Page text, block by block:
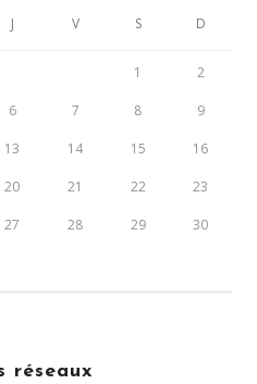
J V S D
1 2
6 7 8 9
13 14 15 16
20 21 22 23
27 28 29 30
réseaux